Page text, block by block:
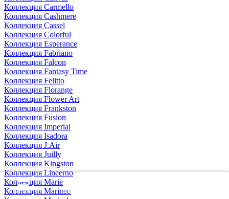
Коллекция Carmello
Коллекция Cashmere
Коллекция Cassel
Коллекция Colorful
Коллекция Esperance
Коллекция Fabriano
Коллекция Falcon
Коллекция Fantasy Time
Коллекция Felitto
Коллекция Florange
Коллекция Flower Art
Коллекция Frankston
Коллекция Fusion
Коллекция Imperial
Коллекция Isadora
Коллекция J.Air
Коллекция Juilly
Коллекция Kingston
Коллекция Lincerno
Коллекция Marie
Коллекция Marineo
Каталог Меню